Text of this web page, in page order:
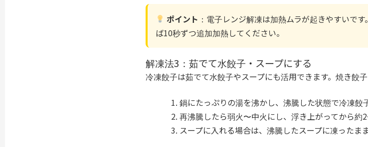
ポイント ：電子レンジ解凍は加熱ムラが起きやすいで
ば10秒ずつ追加加熱してください。
解凍法3：茹でて水餃子・スープにする
冷凍餃子は茹でて水餃子やスープにも活用できます。焼き餃
鍋にたっぷりの湯を沸かし、沸騰した状態で冷凍餃
再沸騰したら弱火〜中火にし、浮き上がってから約
スープに入れる場合は、沸騰したスープに凍ったま